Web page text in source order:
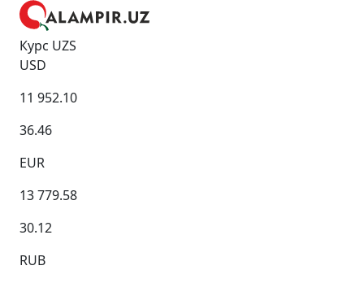
Курс UZS
USD
11 952.10
36.46
EUR
13 779.58
30.12
RUB